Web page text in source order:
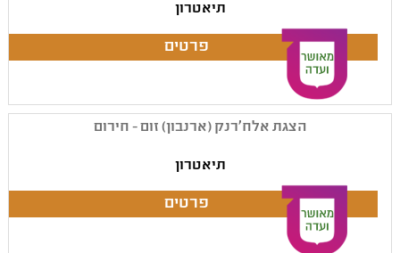
תיאטרון
הצגת אלח'רנק (ארנבון) זום - חירום
תיאטרון